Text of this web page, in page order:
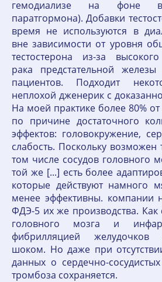
гемодиализе на фоне
паратгормона). Добавки
время не используются в
вне зависимости от уровня
тестостерона из-за
рака предстательной
пациентов. Подходит
неплохой дженерик с
На моей практике более 80%
по причине достаточного
эффектов: головокружение,
слабость. Поскольку возможен
том числе сосудов головного
той же [...] есть более
которые действуют намного
менее эффективны. компании
ФДЭ-5 их же производства. Как
головного мозга и
фибрилляцией
шоком. Но даже при
данных о сердечно-
тромбоза сохраняется.